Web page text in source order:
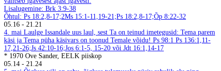
Lisalugemine: Brk 3:9-38
Õhtul: Ps 18:2,8-17;2Ms 15:1-11,19-21;Ps 18:2,8-17;Õp 8:22-32
05.16 - 21.21
4. mai Laulge Issandale uus laul, sest Ta on teinud imetegusid: Tema parem
käsi ja Tema püha käsivars on toonud Temale võidu! Ps 98:1 Ps 136:1,11-
17,21-26;Js 42:10-16;Jos 6:1-5, 15-20 või Jdt 16:1,14-17
* 1970 Ove Sander, EELK piiskop
05.14 - 21.24